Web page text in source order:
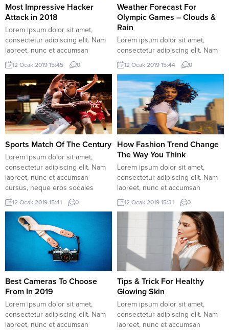
condimentum. Duis vulputate
lectus massa,...
lectus massa,...
Most Impressive Hacker
Attack in 2018
Lorem ipsum dolor sit amet,
consectetur adipiscing elit. Nam
laoreet, nunc et accumsan
cursus, neque eros sodales
lectus, in fermentum libero dui eu
lacus. Nam lobortis facilisis
sapien non aliquet. Aenean ligula
urna, vehicula placerat sodales
vel, tempor et orci. Donec
molestie metus a sagittis
condimentum. Duis vulputate
lectus massa,...
12 Ocak 2019 15:45 0
Weather Forecast For
Olympic Games – Clouds &
Rain
Lorem ipsum dolor sit amet,
consectetur adipiscing elit. Nam
laoreet, nunc et accumsan
cursus, neque eros sodales
lectus, in fermentum libero dui eu
lacus. Nam lobortis facilisis
sapien non aliquet. Aenean ligula
urna, vehicula placerat sodales
vel, tempor et orci. Donec
molestie metus a sagittis
condimentum. Duis vulputate
lectus massa,...
12 Ocak 2019 15:44 0
Sports Match Of The Century
Lorem ipsum dolor sit amet,
consectetur adipiscing elit. Nam
laoreet, nunc et accumsan
cursus, neque eros sodales
lectus, in fermentum libero dui eu
lacus. Nam lobortis facilisis
sapien non aliquet. Aenean ligula
urna, vehicula placerat sodales
vel, pasgol giriş tempor et orci.
Donec molestie metus a sagittis
condimentum. Duis vulputate...
12 Ocak 2019 15:41 0
How Fashion Trend Change
The Way You Think
Lorem ipsum dolor sit amet,
consectetur adipiscing elit. Nam
laoreet, nunc et accumsan
cursus, neque eros sodales
lectus, in fermentum libero dui eu
lacus. Nam lobortis facilisis
sapien non aliquet. Aenean ligula
urna, vehicula placerat sodales
vel, tempor et orci. Donec
molestie metus a sagittis
condimentum. Duis vulputate
lectus massa,...
12 Ocak 2019 15:31 0
Best Cameras To Choose
From In 2019
Lorem ipsum dolor sit amet,
consectetur adipiscing elit. Nam
laoreet, nunc et accumsan
Tips & Trick For Healthy
Glowing Skin
Lorem ipsum dolor sit amet,
consectetur adipiscing elit. Nam
laoreet, nunc et accumsan